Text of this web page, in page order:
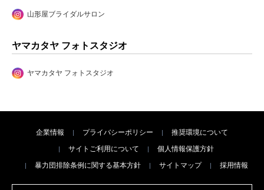
山形屋ブライダルサロン
ヤマカタヤ フォトスタジオ
ヤマカタヤ フォトスタジオ
企業情報 プライバシーポリシー
推奨環境について
サイトご利用について
個人情報保護方針
暴力団排除条例に関する基本方針
サイトマップ 採用情報